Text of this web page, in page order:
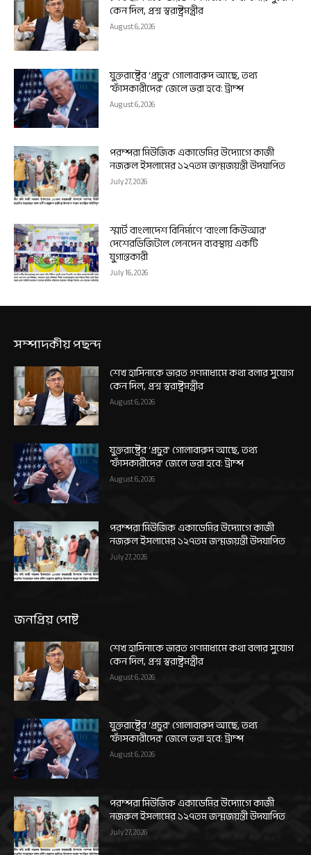
কেন দিল, প্রশ্ন স্বরাষ্ট্রমন্ত্রীর
August 6, 2026
যুক্তরাষ্ট্রের ‘প্রচুর’ গোলাবারুদ আছে, তথ্য
‘ফাঁসকারীদের’ জেলে ভরা হবে: ট্রাম্প
August 6, 2026
পরম্পরা মিউজিক একাডেমির উদ্যোগে কাজী
নজরুল ইসলামের ১২৭তম জন্মজয়ন্তী উদযাপিত
July 27, 2026
স্মার্ট বাংলাদেশ বিনির্মাণে ‘বাংলা কিউআর’
দেশেরডিজিটাল লেনদেন ব্যবস্থায় একটি
যুগান্তকারী
July 16, 2026
সম্পাদকীয় পছন্দ
শেখ হাসিনাকে ভারত গণমাধ্যমে কথা বলার সুযোগ
কেন দিল, প্রশ্ন স্বরাষ্ট্রমন্ত্রীর
August 6, 2026
যুক্তরাষ্ট্রের ‘প্রচুর’ গোলাবারুদ আছে, তথ্য
‘ফাঁসকারীদের’ জেলে ভরা হবে: ট্রাম্প
August 6, 2026
পরম্পরা মিউজিক একাডেমির উদ্যোগে কাজী
নজরুল ইসলামের ১২৭তম জন্মজয়ন্তী উদযাপিত
July 27, 2026
জনপ্রিয় পোষ্ট
শেখ হাসিনাকে ভারত গণমাধ্যমে কথা বলার সুযোগ
কেন দিল, প্রশ্ন স্বরাষ্ট্রমন্ত্রীর
August 6, 2026
যুক্তরাষ্ট্রের ‘প্রচুর’ গোলাবারুদ আছে, তথ্য
‘ফাঁসকারীদের’ জেলে ভরা হবে: ট্রাম্প
August 6, 2026
পরম্পরা মিউজিক একাডেমির উদ্যোগে কাজী
নজরুল ইসলামের ১২৭তম জন্মজয়ন্তী উদযাপিত
July 27, 2026